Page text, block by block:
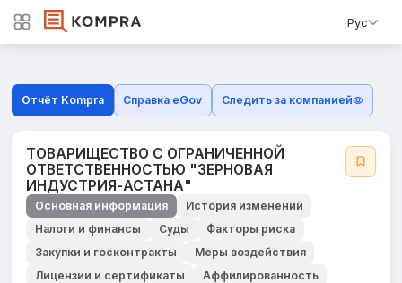
Рус
Отчёт Kompra Справка eGov Следить за компанией
ТОВАРИЩЕСТВО С ОГРАНИЧЕННОЙ
ОТВЕТСТВЕННОСТЬЮ "ЗЕРНОВАЯ
ИНДУСТРИЯ-АСТАНА"
Основная информация
История изменений
Налоги и финансы
Суды
Факторы риска
Закупки и госконтракты
Меры воздействия
Лицензии и сертификаты
Аффилированность